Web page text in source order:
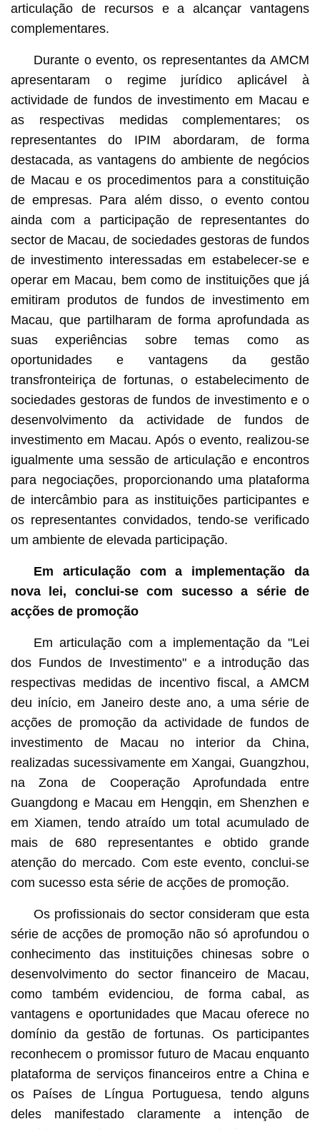
articulação de recursos e a alcançar vantagens
complementares.
Durante o evento, os representantes da AMCM
apresentaram o regime jurídico aplicável à
actividade de fundos de investimento em Macau e
as respectivas medidas complementares; os
representantes do IPIM abordaram, de forma
destacada, as vantagens do ambiente de negócios
de Macau e os procedimentos para a constituição
de empresas. Para além disso, o evento contou
ainda com a participação de representantes do
sector de Macau, de sociedades gestoras de fundos
de investimento interessadas em estabelecer-se e
operar em Macau, bem como de instituições que já
emitiram produtos de fundos de investimento em
Macau, que partilharam de forma aprofundada as
suas experiências sobre temas como as
oportunidades e vantagens da gestão
transfronteiriça de fortunas, o estabelecimento de
sociedades gestoras de fundos de investimento e o
desenvolvimento da actividade de fundos de
investimento em Macau. Após o evento, realizou-se
igualmente uma sessão de articulação e encontros
para negociações, proporcionando uma plataforma
de intercâmbio para as instituições participantes e
os representantes convidados, tendo-se verificado
um ambiente de elevada participação.
Em articulação com a implementação da
nova lei, conclui-se com sucesso a série de
acções de promoção
Em articulação com a implementação da "Lei
dos Fundos de Investimento" e a introdução das
respectivas medidas de incentivo fiscal, a AMCM
deu início, em Janeiro deste ano, a uma série de
acções de promoção da actividade de fundos de
investimento de Macau no interior da China,
realizadas sucessivamente em Xangai, Guangzhou,
na Zona de Cooperação Aprofundada entre
Guangdong e Macau em Hengqin, em Shenzhen e
em Xiamen, tendo atraído um total acumulado de
mais de 680 representantes e obtido grande
atenção do mercado. Com este evento, conclui-se
com sucesso esta série de acções de promoção.
Os profissionais do sector consideram que esta
série de acções de promoção não só aprofundou o
conhecimento das instituições chinesas sobre o
desenvolvimento do sector financeiro de Macau,
como também evidenciou, de forma cabal, as
vantagens e oportunidades que Macau oferece no
domínio da gestão de fortunas. Os participantes
reconhecem o promissor futuro de Macau enquanto
plataforma de serviços financeiros entre a China e
os Países de Língua Portuguesa, tendo alguns
deles manifestado claramente a intenção de